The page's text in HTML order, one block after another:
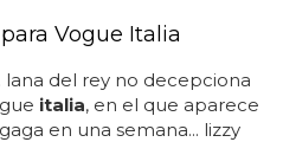
Vogue Italia
lana del rey no decepciona
italia, en el que aparece
en una semana... lizzy